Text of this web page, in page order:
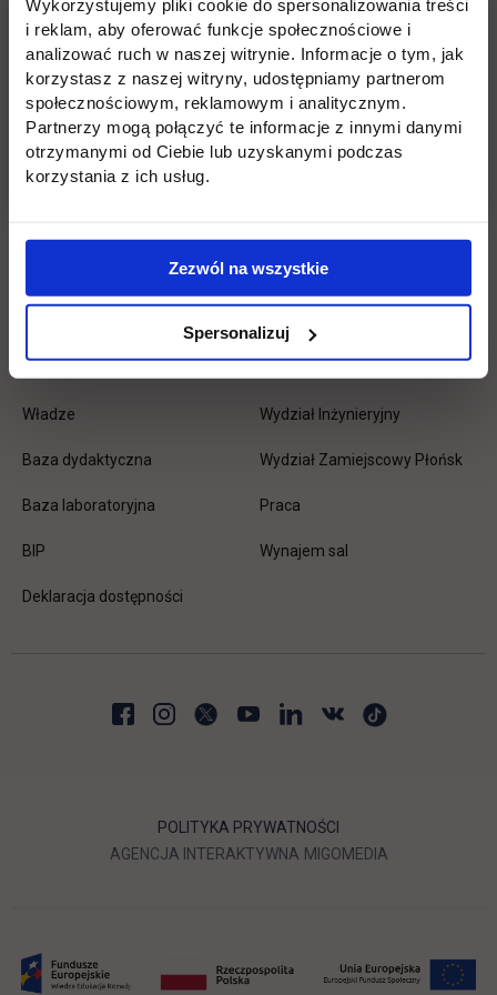
Wykorzystujemy pliki cookie do spersonalizowania treści
i reklam, aby oferować funkcje społecznościowe i
analizować ruch w naszej witrynie. Informacje o tym, jak
korzystasz z naszej witryny, udostępniamy partnerom
społecznościowym, reklamowym i analitycznym.
Partnerzy mogą połączyć te informacje z innymi danymi
otrzymanymi od Ciebie lub uzyskanymi podczas
korzystania z ich usług.
Zezwól na wszystkie
Spersonalizuj
Pomiń
stopkę
Informacje w stopce
Edukacja
Licencjackie
Inżynierskie
Magisterskie
Student
Wirtualna uczelnia
Dziekanat
Biblioteka
Władze
Baza dydaktyczna
Baza laboratoryjna
BIP
Deklaracja dostępności
Kontakt
Wydział Inżynieryjny
Wydział Zamiejscowy Płońsk
Praca
Wynajem sal
POLITYKA PRYWATNOŚCI
AGENCJA INTERAKTYWNA LINK OTWIERA SIĘ W
MIGOMEDIA